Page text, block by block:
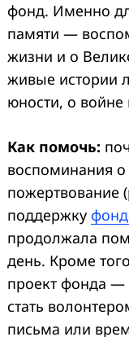
фонд. Именно
памяти —
жизни и о
живые истории
юности, о войне
Как помочь:
воспоминания
пожертвование
поддержку
продолжала
день. Кроме
проект фонда —
стать
письма или